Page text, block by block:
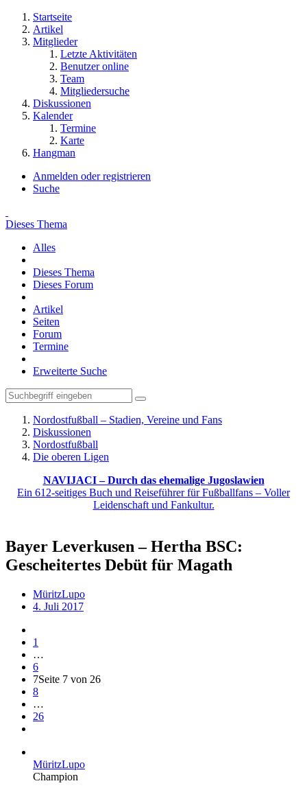
Startseite
Artikel
Mitglieder
Letzte Aktivitäten
Benutzer online
Team
Mitgliedersuche
Diskussionen
Kalender
Termine
Karte
Hangman
Anmelden oder registrieren
Suche
Dieses Thema
Alles
Dieses Thema
Dieses Forum
Artikel
Seiten
Forum
Termine
Erweiterte Suche
Nordostfußball – Stadien, Vereine und Fans
Diskussionen
Nordostfußball
Die oberen Ligen
NAVIJACI – Durch das ehemalige Jugoslawien
Ein 612-seitiges Buch und Reiseführer für Fußballfans – Voller
Leidenschaft und Fankultur.
Bayer Leverkusen – Hertha BSC:
Gescheitertes Debüt für Magath
MüritzLupo
4. Juli 2017
1
…
6
7Seite 7 von 26
8
…
26
MüritzLupo
Champion